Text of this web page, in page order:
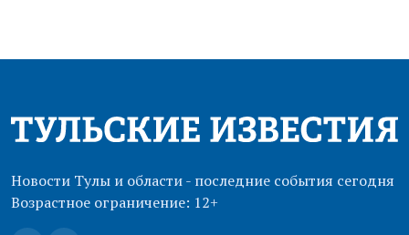
Новости Тулы и области - последние события сегодня
Возрастное ограничение: 12+